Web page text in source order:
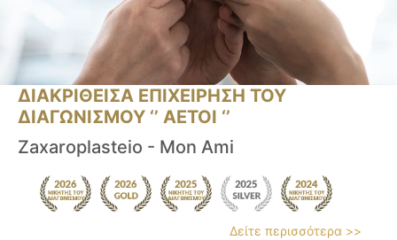
ΔΙΑΚΡΙΘΕΙΣΑ ΕΠΙΧΕΙΡΗΣΗ ΤΟΥ
ΔΙΑΓΩΝΙΣΜΟΥ ‘’ ΑΕΤΟΙ ‘’
Zaxaroplasteio - Mon Ami
Δείτε περισσότερα >>